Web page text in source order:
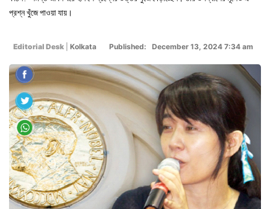
প্রশ্ন খুঁজে পাওয়া যায়।
Editorial Desk Kolkata Published: December 13, 2024 7:34 am